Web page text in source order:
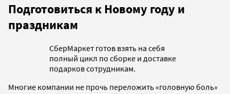
Подготовиться к Новому году и
праздникам
СберМаркет готов взять на себя
полный цикл по сборке и доставке
подарков сотрудникам.
Многие компании не прочь переложить «головную боль»